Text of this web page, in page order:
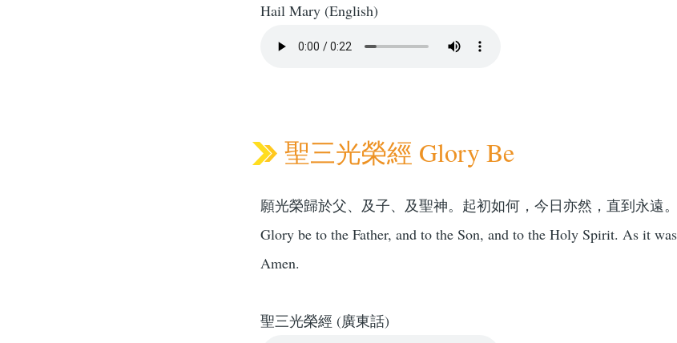
Hail Mary (English)
聖三光榮經 Glory Be
願光榮歸於父、及子、及聖神。起初如何，今日亦然，直到永遠。
Glory be to the Father, and to the Son, and to the Holy Spirit. As it
Amen.
聖三光榮經 (廣東話)